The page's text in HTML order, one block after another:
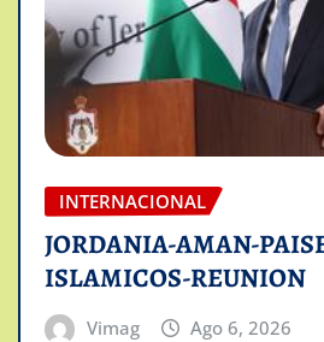
INTERNACIONAL
JORDANIA-AMAN-
ISLAMICOS-REUNION
Vimag Ago 6, 2026